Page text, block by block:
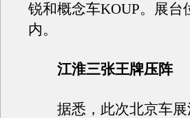
锐和概念车KOUP。展
内。
江淮三张王牌压阵
据悉，此次北京车展